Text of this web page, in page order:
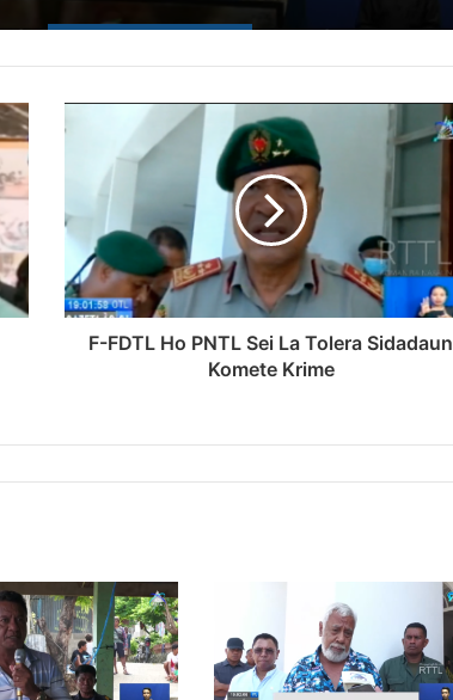
F-FDTL Ho PNTL Sei La Tolera Sidadaun
Komete Krime